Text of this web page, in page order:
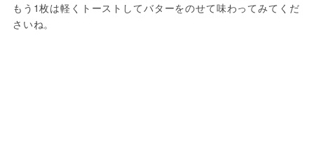
もう1枚は軽くトーストしてバターをのせて味わってみてくだ
さいね。